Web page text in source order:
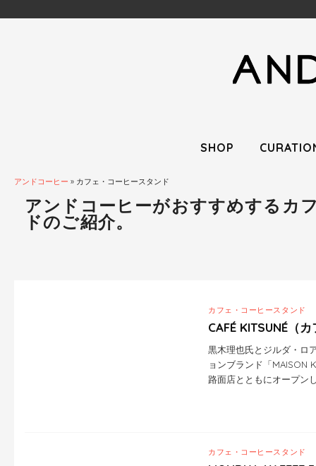
SHOP
アンドコーヒー » カフェ・コーヒースタンド
アンドコーヒーがおすすめするカ
ドのご紹介。
カフェ・コーヒースタンド
CAFÉ KITSUNÉ（
黒木理也氏とジルダ・ロ
ョンブランド「MAISON
路面店とともにオープン
カフェ・コーヒースタンド